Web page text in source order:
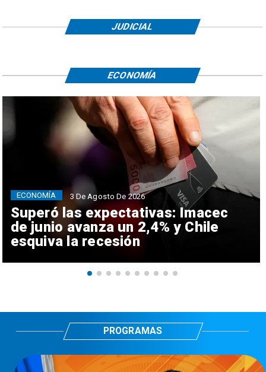
JUDICIAL
Superó las expectativas: Imacec
de junio avanza un 2,4% y Chile
esquiva la recesión
ECONOMÍA 3 De Agosto De 2026
ECONOMÍA
PROGRAMAS